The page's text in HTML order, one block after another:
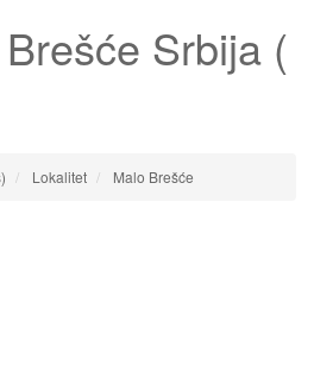
Srbija (
Lokalitet Malo Brešće